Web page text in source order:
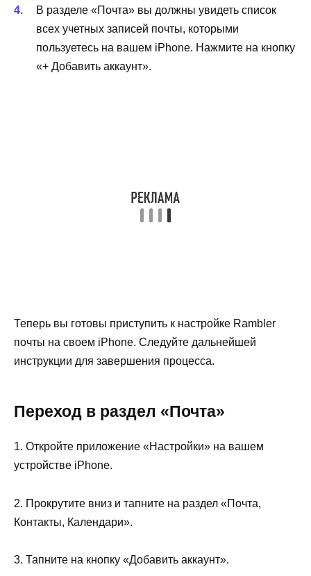
В разделе «Почта» вы должны увидеть список
всех учетных записей почты, которыми
пользуетесь на вашем iPhone. Нажмите на кнопку
«+ Добавить аккаунт».
Теперь вы готовы приступить к настройке Rambler
почты на своем iPhone. Следуйте дальнейшей
инструкции для завершения процесса.
Переход в раздел «Почта»
1. Откройте приложение «Настройки» на вашем
устройстве iPhone.
2. Прокрутите вниз и тапните на раздел «Почта,
Контакты, Календари».
3. Тапните на кнопку «Добавить аккаунт».